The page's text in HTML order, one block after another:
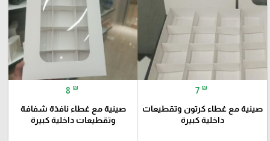
7 ₪
صينية مع غطاء كرتون وتقطيعات
داخلية كبيرة
8 ₪
صينية مع غطاء نافذة شفافة
وتقطيعات داخلية كبيرة